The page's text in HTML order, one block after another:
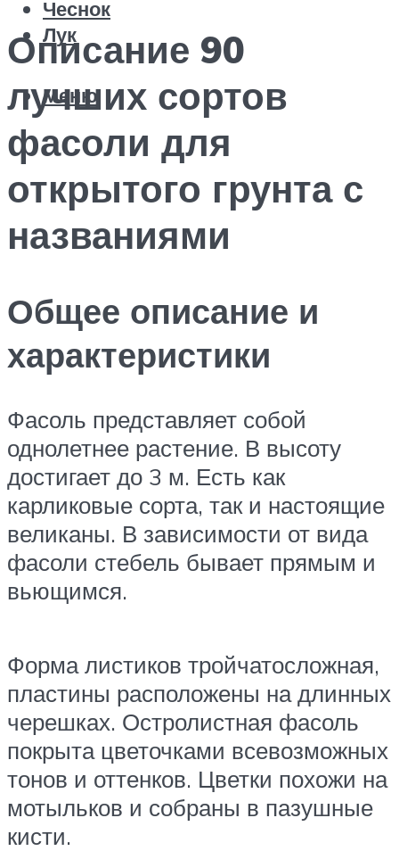
Чеснок
Лук
Меню
Описание 90
лучших сортов
фасоли для
открытого грунта с
названиями
Общее описание и
характеристики
Фасоль представляет собой
однолетнее растение. В высоту
достигает до 3 м. Есть как
карликовые сорта, так и настоящие
великаны. В зависимости от вида
фасоли стебель бывает прямым и
вьющимся.
Форма листиков тройчатосложная,
пластины расположены на длинных
черешках. Остролистная фасоль
покрыта цветочками всевозможных
тонов и оттенков. Цветки похожи на
мотыльков и собраны в пазушные
кисти.